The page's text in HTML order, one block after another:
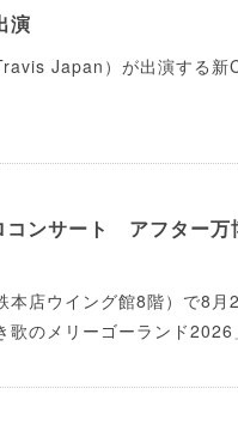
演
Japan）が出演する新
コンサート アフター万
本店ウイング館8階）で8月
歌のメリーゴーランド2026